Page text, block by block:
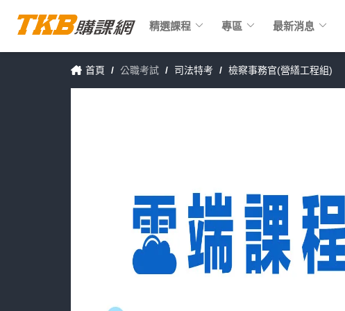
首頁 / 公職考試 / 司法特考 / 檢察事務官(營繕工程組)
精選課程 keyboard_arrow_down 專區 keyboard_arrow_down 最新消息 keyboard_arrow_down